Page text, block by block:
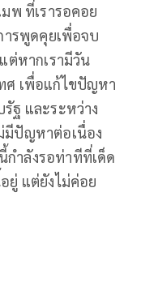
พ ที่เรารอคอย
ารพูดคุยเพื่อจบ
ต่หากเรามีวัน
ศ เพื่อแก้ไขปัญหา
ฐ และระหว่าง
มีปัญหาต่อเนื่อง
ำลังรอท่าทีที่เด็ด
ยู่ แต่ยังไม่ค่อย